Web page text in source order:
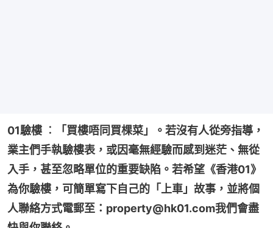
01驗樓 ︰「買樓唔同買棵菜」。若沒有人從旁指導，
業主們手執驗樓表，或因毫無經驗而感到迷茫、無從
入手，甚至忽略單位的重要缺陷。若希望《香港01》
為你驗樓，可簡單寫下自己的「上車」故事，並將個
人聯絡方式電郵至：property@hk01.com我們會盡